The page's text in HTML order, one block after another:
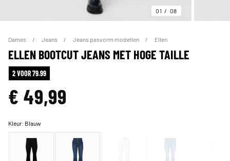
01 08
Dames Jeans Jeans pasvorm modellen Ellen
ELLEN BOOTCUT JEANS MET HOGE TAILLE
2 VOOR 79.99
€ 49,99
Kleur: Blauw